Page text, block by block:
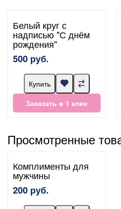
Белый круг с
надписью "С днём
рождения"
500 руб.
Купить
Заказать в 1 клик
Просмотренные
Комплименты для
мужчины
200 руб.